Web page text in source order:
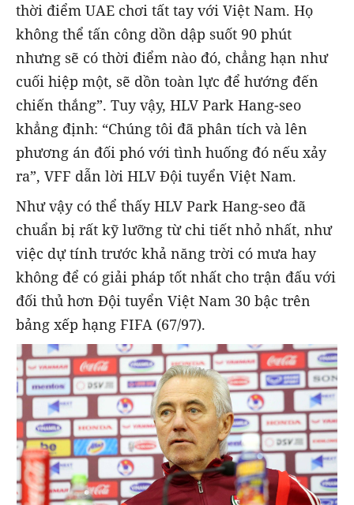
thời điểm UAE chơi tất tay với Việt Nam. Họ
không thể tấn công dồn dập suốt 90 phút
nhưng sẽ có thời điểm nào đó, chẳng hạn như
cuối hiệp một, sẽ dồn toàn lực để hướng đến
chiến thắng”. Tuy vậy, HLV Park Hang-seo
khẳng định: “Chúng tôi đã phân tích và lên
phương án đối phó với tình huống đó nếu xảy
ra”, VFF dẫn lời HLV Đội tuyển Việt Nam.
Như vậy có thể thấy HLV Park Hang-seo đã
chuẩn bị rất kỹ lưỡng từ chi tiết nhỏ nhất, như
việc dự tính trước khả năng trời có mưa hay
không để có giải pháp tốt nhất cho trận đấu với
đối thủ hơn Đội tuyển Việt Nam 30 bậc trên
bảng xếp hạng FIFA (67/97).